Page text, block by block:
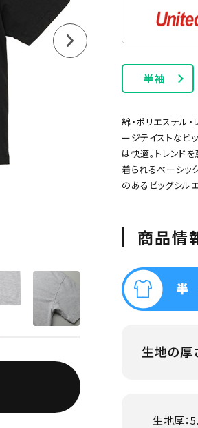
長袖Tシャツ
ネイビー オレンジ
ポケット付きTシャツ
半袖
綿・ポリエステル
ージテイストなビ
は快適。トレンド
着られるベーシッ
のあるビッグシル
商品情
生地厚：